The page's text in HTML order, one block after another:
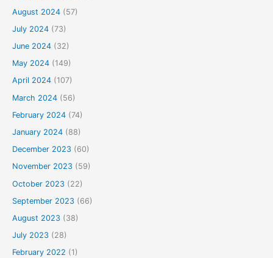
August 2024(57)
July 2024(73)
June 2024(32)
May 2024(149)
April 2024(107)
March 2024(56)
February 2024(74)
January 2024(88)
December 2023(60)
November 2023(59)
October 2023(22)
September 2023(66)
August 2023(38)
July 2023(28)
February 2022 (1)